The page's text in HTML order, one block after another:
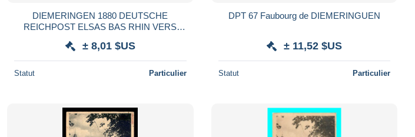
DIEMERINGEN 1880 DEUTSCHE
REICHPOST ELSAS BAS RHIN VERS
± 8,01 $US
Statut Particulier
DPT 67 Faubourg de DIEMERINGUEN
± 11,52 $US
Statut Particulier